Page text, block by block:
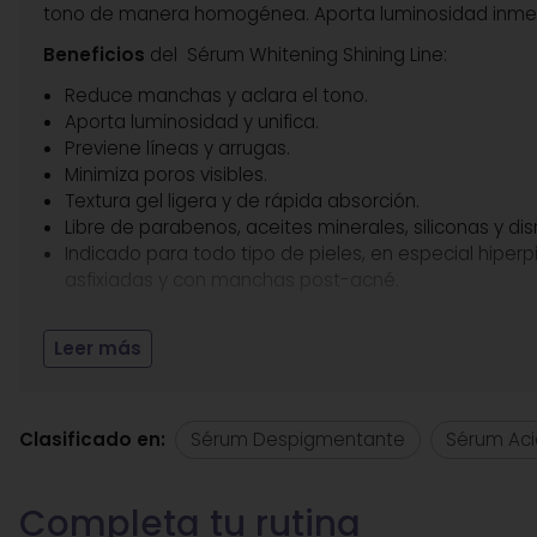
tono de manera homogénea. Aporta luminosidad
Beneficios del Sérum Whitening Shining Line:
Reduce manchas y aclara el tono.
Aporta luminosidad y unifica.
Previene líneas y arrugas.
Minimiza poros visibles.
Textura gel ligera y de rápida absorción.
Libre de parabenos, aceites minerales, siliconas y
Indicado para todo tipo de pieles, en especial
Entre susprincipios activos
Niacinamida
calma las rojeces, regula la
: Hidrata en profundidad y
Leer más
Clasificado en: Sérum Despigmentante Sérum